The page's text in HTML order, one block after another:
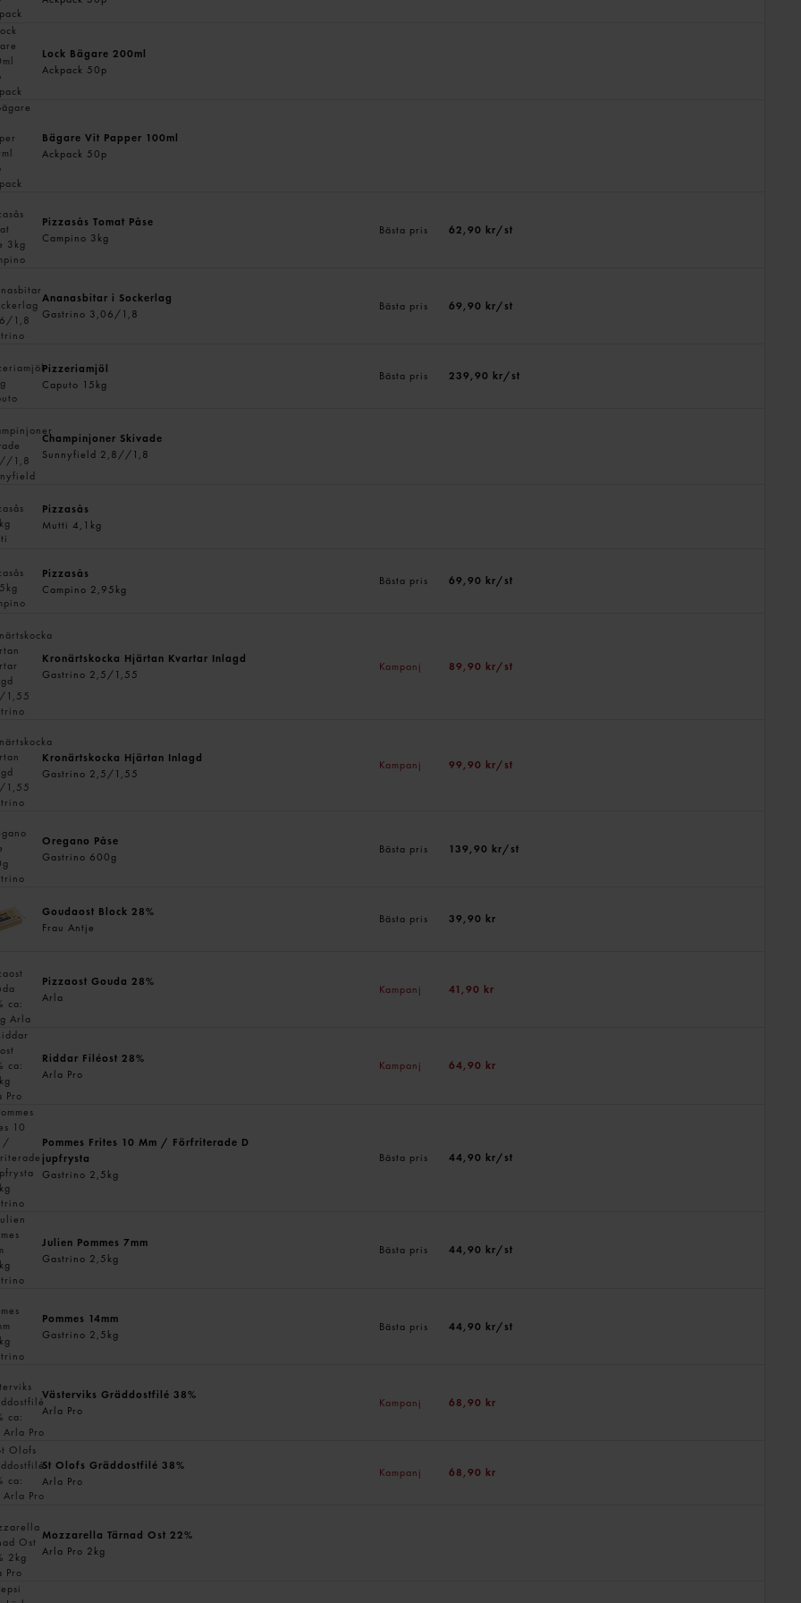
Lock Bägare 200ml
Ackpack 50p
Bägare Vit Papper 100ml
Ackpack 50p
Pizzasås Tomat Påse
Campino 3kg
Bästa pris 62,90 kr/st
Ananasbitar i Sockerlag
Gastrino 3,06/1,8
Bästa pris 69,90 kr/st
Pizzeriamjöl
Caputo 15kg
Bästa pris 239,90 kr/st
Champinjoner Skivade
Sunnyfield 2,8//1,8
Pizzasås
Mutti 4,1kg
Pizzasås
Campino 2,95kg
Bästa pris 69,90 kr/st
Kronärtskocka Hjärtan Kvartar Inlagd
Gastrino 2,5/1,55
Kampanj 89,90 kr/st
Kronärtskocka Hjärtan Inlagd
Gastrino 2,5/1,55
Kampanj 99,90 kr/st
Oregano Påse
Gastrino 600g
Bästa pris 139,90 kr/st
Goudaost Block 28%
Frau Antje
Bästa pris 39,90 kr
Pizzaost Gouda 28%
Arla
Kampanj 41,90 kr
Riddar Filéost 28%
Arla Pro
Kampanj 64,90 kr
Pommes Frites 10 Mm / Förfriterade D
jupfrysta
Gastrino 2,5kg
Bästa pris 44,90 kr/st
Julien Pommes 7mm
Gastrino 2,5kg
Bästa pris 44,90 kr/st
Pommes 14mm
Gastrino 2,5kg
Bästa pris 44,90 kr/st
Västerviks Gräddostfilé 38%
Arla Pro
Kampanj 68,90 kr
St Olofs Gräddostfilé 38%
Arla Pro
Kampanj 68,90 kr
Mozzarella Tärnad Ost 22%
Arla Pro 2kg